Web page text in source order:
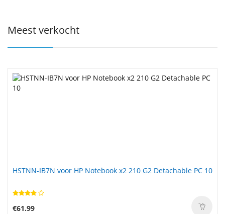
Meest verkocht
HSTNN-IB7N voor HP Notebook x2 210 G2 Detachable PC 10
€61.99